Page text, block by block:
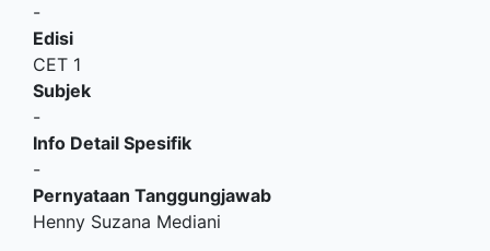
-
Edisi
CET 1
Subjek
-
Info Detail Spesifik
-
Pernyataan Tanggungjawab
Henny Suzana Mediani